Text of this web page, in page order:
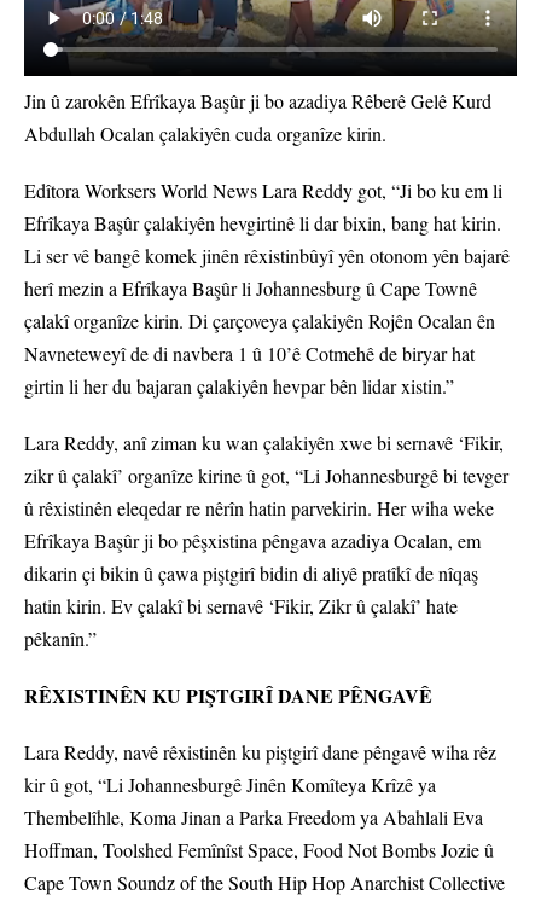
Jin û zarokên Efrîkaya Başûr ji bo azadiya Rêberê Gelê Kurd
Abdullah Ocalan çalakiyên cuda organîze kirin.
Edîtora Worksers World News Lara Reddy got, “Ji bo ku em li
Efrîkaya Başûr çalakiyên hevgirtinê li dar bixin, bang hat kirin.
Li ser vê bangê komek jinên rêxistinbûyî yên otonom yên bajarê
herî mezin a Efrîkaya Başûr li Johannesburg û Cape Townê
çalakî organîze kirin. Di çarçoveya çalakiyên Rojên Ocalan ên
Navneteweyî de di navbera 1 û 10’ê Cotmehê de biryar hat
girtin li her du bajaran çalakiyên hevpar bên lidar xistin.”
Lara Reddy, anî ziman ku wan çalakiyên xwe bi sernavê ‘Fikir,
zikr û çalakî’ organîze kirine û got, “Li Johannesburgê bi tevger
û rêxistinên eleqedar re nêrîn hatin parvekirin. Her wiha weke
Efrîkaya Başûr ji bo pêşxistina pêngava azadiya Ocalan, em
dikarin çi bikin û çawa piştgirî bidin di aliyê pratîkî de nîqaş
hatin kirin. Ev çalakî bi sernavê ‘Fikir, Zikr û çalakî’ hate
pêkanîn.”
RÊXISTINÊN KU PIŞTGIRÎ DANE PÊNGAVÊ
Lara Reddy, navê rêxistinên ku piştgirî dane pêngavê wiha rêz
kir û got, “Li Johannesburgê Jinên Komîteya Krîzê ya
Thembelîhle, Koma Jinan a Parka Freedom ya Abahlali Eva
Hoffman, Toolshed Femînîst Space, Food Not Bombs Jozie û
Cape Town Soundz of the South Hip Hop Anarchist Collective